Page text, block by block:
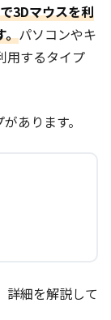
3Dマウスを利
。パソコンやキ
用するタイプ
あります。
詳細を解説して